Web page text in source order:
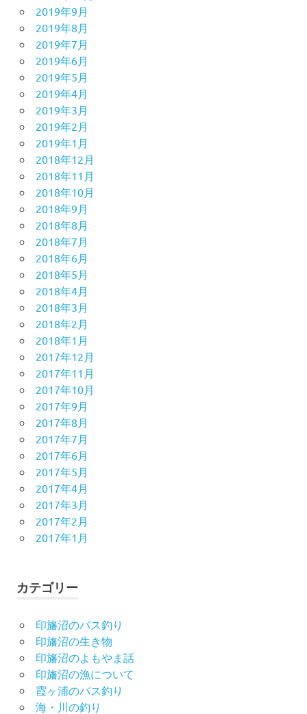
2019年9月
2019年8月
2019年7月
2019年6月
2019年5月
2019年4月
2019年3月
2019年2月
2019年1月
2018年12月
2018年11月
2018年10月
2018年9月
2018年8月
2018年7月
2018年6月
2018年5月
2018年4月
2018年3月
2018年2月
2018年1月
2017年12月
2017年11月
2017年10月
2017年9月
2017年8月
2017年7月
2017年6月
2017年5月
2017年4月
2017年3月
2017年2月
2017年1月
カテゴリー
印旛沼のバス釣り
印旛沼の生き物
印旛沼のよもやま話
印旛沼の漁について
霞ヶ浦のバス釣り
海・川の釣り